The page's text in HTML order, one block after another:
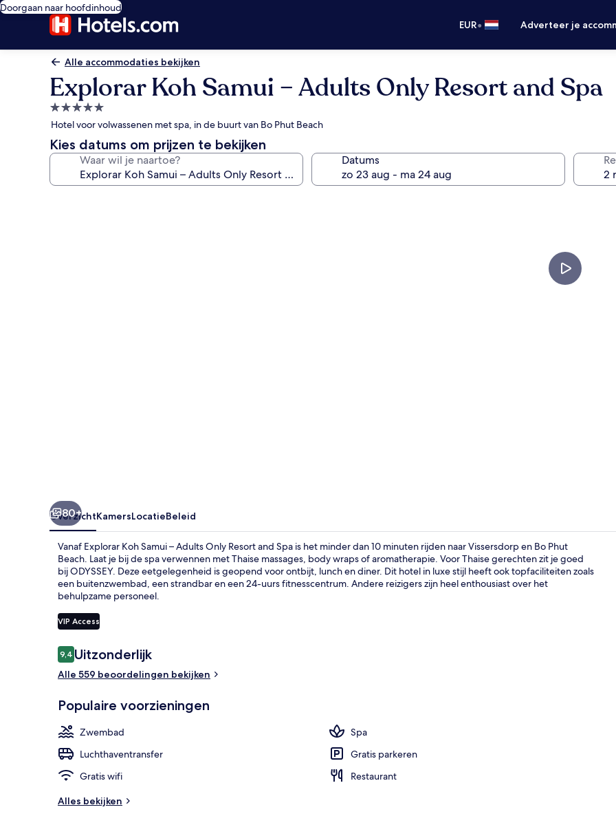
Doorgaan naar hoofdinhoud
EUR• Adverteer je
Alle accommodaties bekijken
Explorar Koh Samui – Adults Only Resort and Spa
5.0-
sterrenaccommodatie
Hotel voor volwassenen met spa, in de buurt van Bo Phut Beach
Kies datums om prijzen te bekijken
Waar wil je naartoe? Datums
80+
OverzichtKamersLocatieBeleid
Vanaf Explorar Koh Samui – Adults Only Resort and Spa is het minder dan 10 minuten rijden naar Vissersdorp en Bo Phut
Beach. Laat je bij de spa verwennen met Thaise massages, body wraps of aromatherapie. Voor Thaise gerechten zit je goed
bij ODYSSEY. Deze eetgelegenheid is geopend voor ontbijt, lunch en diner. Dit hotel in luxe stijl heeft ook topfaciliteiten zoals
een buitenzwembad, een strandbar en een 24-uurs fitnesscentrum. Andere reizigers zijn heel enthousiast over het
behulpzame personeel.
VIP Access
Beoordelingen
9,49,4 op 10 –
Uitzonderlijk
Alle 559 beoordelingen bekijken
Populaire voorzieningen
Zwembad
Spa
Luchthaventransfer
Gratis parkeren
Gratis wifi
Restaurant
Alles bekijken